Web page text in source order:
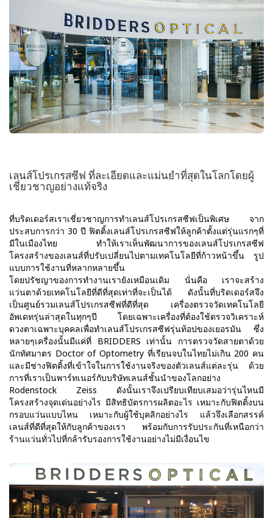
เลนส์โปรเกรสซีฟ ที่ละเอียดและแม่นยำที่สุดในโลกโดยผู้
เชี่ยวชาญอย่างแท้จริง
ที่บริดเดอร์สเราเชี่ยวชาญการทำเลนส์โปรเกรสซีฟเป็นพิเศษ จาก
ประสบการกว่า 30 ปี ฟิตติ้งเลนส์โปรเกรสซีฟให้ลูกค้าตั้งแต่รุ่นแรกๆที่
มีในเมืองไทย ทำให้เราเห็นพัฒนาการของเลนส์โปรเกรสซีฟ
โครงสร้างของเลนส์ที่ปรับเปลี่ยนไปตามเทคโนโลยีที่ก้าวหน้าขึ้น รูป
แบบการใช้งานที่หลากหลายขึ้น
โดยปรัชญาของการทำงานเรายังเหมือนเดิม นั่นคือ เราจะสร้าง
แว่นตาด้วยเทคโนโลยีที่ดีที่สุดเท่าที่จะเป็นได้ ดังนั้นที่บริดเดอร์สจึง
เป็นศูนย์รวมเลนส์โปรเกรสซีฟที่ดีที่สุด เครื่องตรวจวัดเทคโนโลยี
อัพเดทรุ่นล่าสุดในทุกๆปี โดยเฉพาะเครื่องที่ต้องใช้ตรวจวิเคราะห์
ดวงตาเฉพาะบุคคลเพื่อทำเลนส์โปรเกรสซีฟรุ่นท้อปของเยอรมัน ซึ่ง
หลายๆเครื่องนั้นมีแค่ที่ BRIDDERS เท่านั้น การตรวจวัดสายตาด้วย
นักทัศมาตร Doctor of Optometry ที่เรียนจบในไทยไม่เกิน 200 คน
และมีช่างฟิตติ้งที่เข้าใจในการใช้งานจริงของตัวเลนส์แต่ละรุ่น ด้วย
การที่เราเป็นพาร์ทเนอร์กับบริษัทเลนส์ชั้นนำของโลกอย่าง
Rodenstock Zeiss ดังนั้นเราจึงเปรียบเทียบเสมอว่ารุ่นไหนมี
โครงสร้างจุดเด่นอย่างไร มีสิทธิบัตรการผลิตอะไร เหมาะกับฟิตติ้งบน
กรอบแว่นแบบไหน เหมาะกับผู้ใช้บุคลิกอย่างไร แล้วจึงเลือกสรรค์
เลนส์ที่ดีที่สุดให้กับลูกค้าของเรา พร้อมกับการรับประกันที่เหนือกว่า
ร้านแว่นทั่วไปที่กล้ารับรองการใช้งานอย่างไม่มีเงื่อนไข